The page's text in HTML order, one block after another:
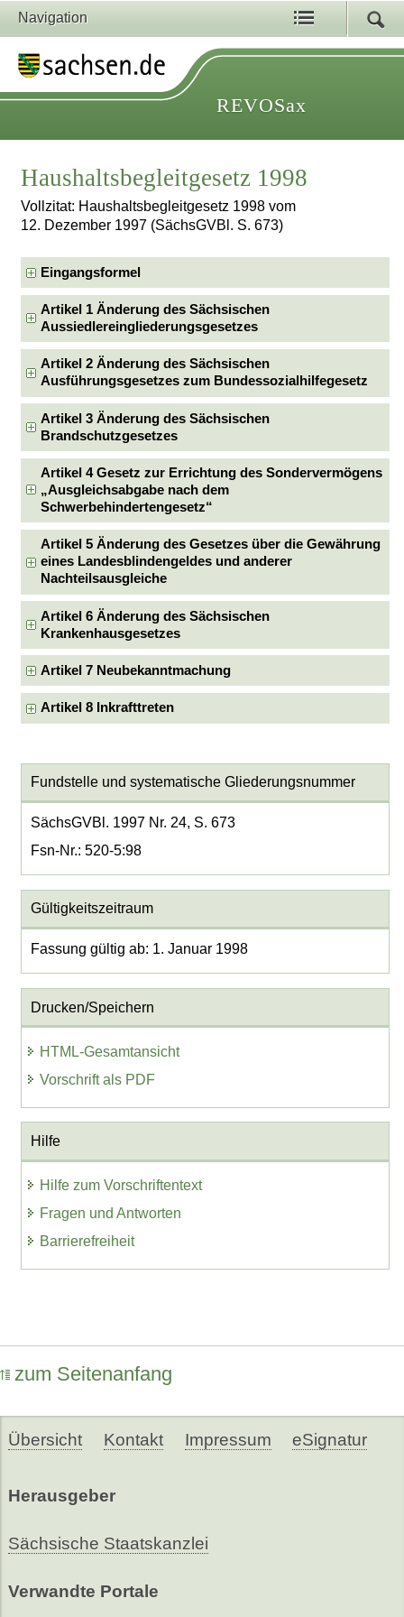
Navigation
REVOSax
Haushaltsbegleitgesetz 1998
Vollzitat: Haushaltsbegleitgesetz 1998 vom
12. Dezember 1997 (SächsGVBl. S. 673)
Eingangsformel
Artikel 1 Änderung des Sächsischen
Aussiedlereingliederungsgesetzes
Artikel 2 Änderung des Sächsischen
Ausführungsgesetzes zum Bundessozialhilfegesetz
Artikel 3 Änderung des Sächsischen
Brandschutzgesetzes
Artikel 4 Gesetz zur Errichtung des Sondervermögens
„Ausgleichsabgabe nach dem
Schwerbehindertengesetz“
Artikel 5 Änderung des Gesetzes über die Gewährung
eines Landesblindengeldes und anderer
Nachteilsausgleiche
Artikel 6 Änderung des Sächsischen
Krankenhausgesetzes
Artikel 7 Neubekanntmachung
Artikel 8 Inkrafttreten
Fundstelle und systematische Gliederungsnummer
SächsGVBl. 1997 Nr. 24, S. 673
Fsn-Nr.: 520-5:98
Gültigkeitszeitraum
Fassung gültig ab: 1. Januar 1998
Drucken/Speichern
HTML-Gesamtansicht
Vorschrift als PDF
Hilfe
Hilfe zum Vorschriftentext
Fragen und Antworten
Barrierefreiheit
zum Seitenanfang
Übersicht Kontakt Impressum eSignatur
Herausgeber
Sächsische Staatskanzlei
Verwandte Portale